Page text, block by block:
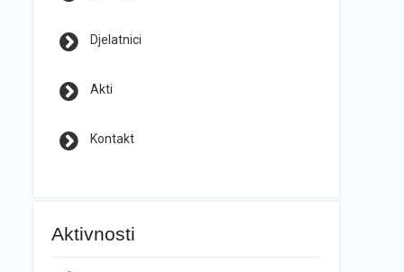
Djelatnici
Akti
Kontakt
Aktivnosti